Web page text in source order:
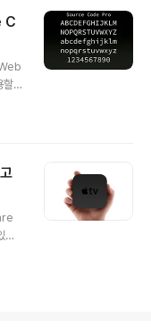
C
할
1
서
습